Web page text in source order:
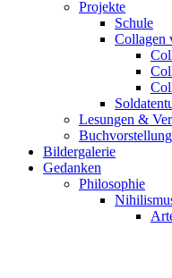
Projekte
Schule
Collagen
Lesungen &
Bildergalerie
Gedanken
Philosophie